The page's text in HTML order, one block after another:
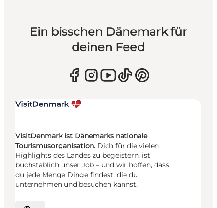
Ein bisschen Dänemark für
deinen Feed
VisitDenmark ist Dänemarks nationale
Tourismusorganisation. Dich für die vielen
Highlights des Landes zu begeistern, ist
buchstäblich unser Job – und wir hoffen, dass
du jede Menge Dinge findest, die du
unternehmen und besuchen kannst.